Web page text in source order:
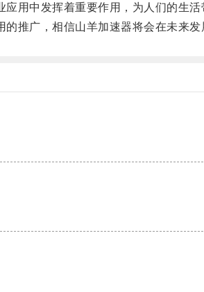
中发挥着重要作用，为人们的生活
广，相信山羊加速器将会在未来发